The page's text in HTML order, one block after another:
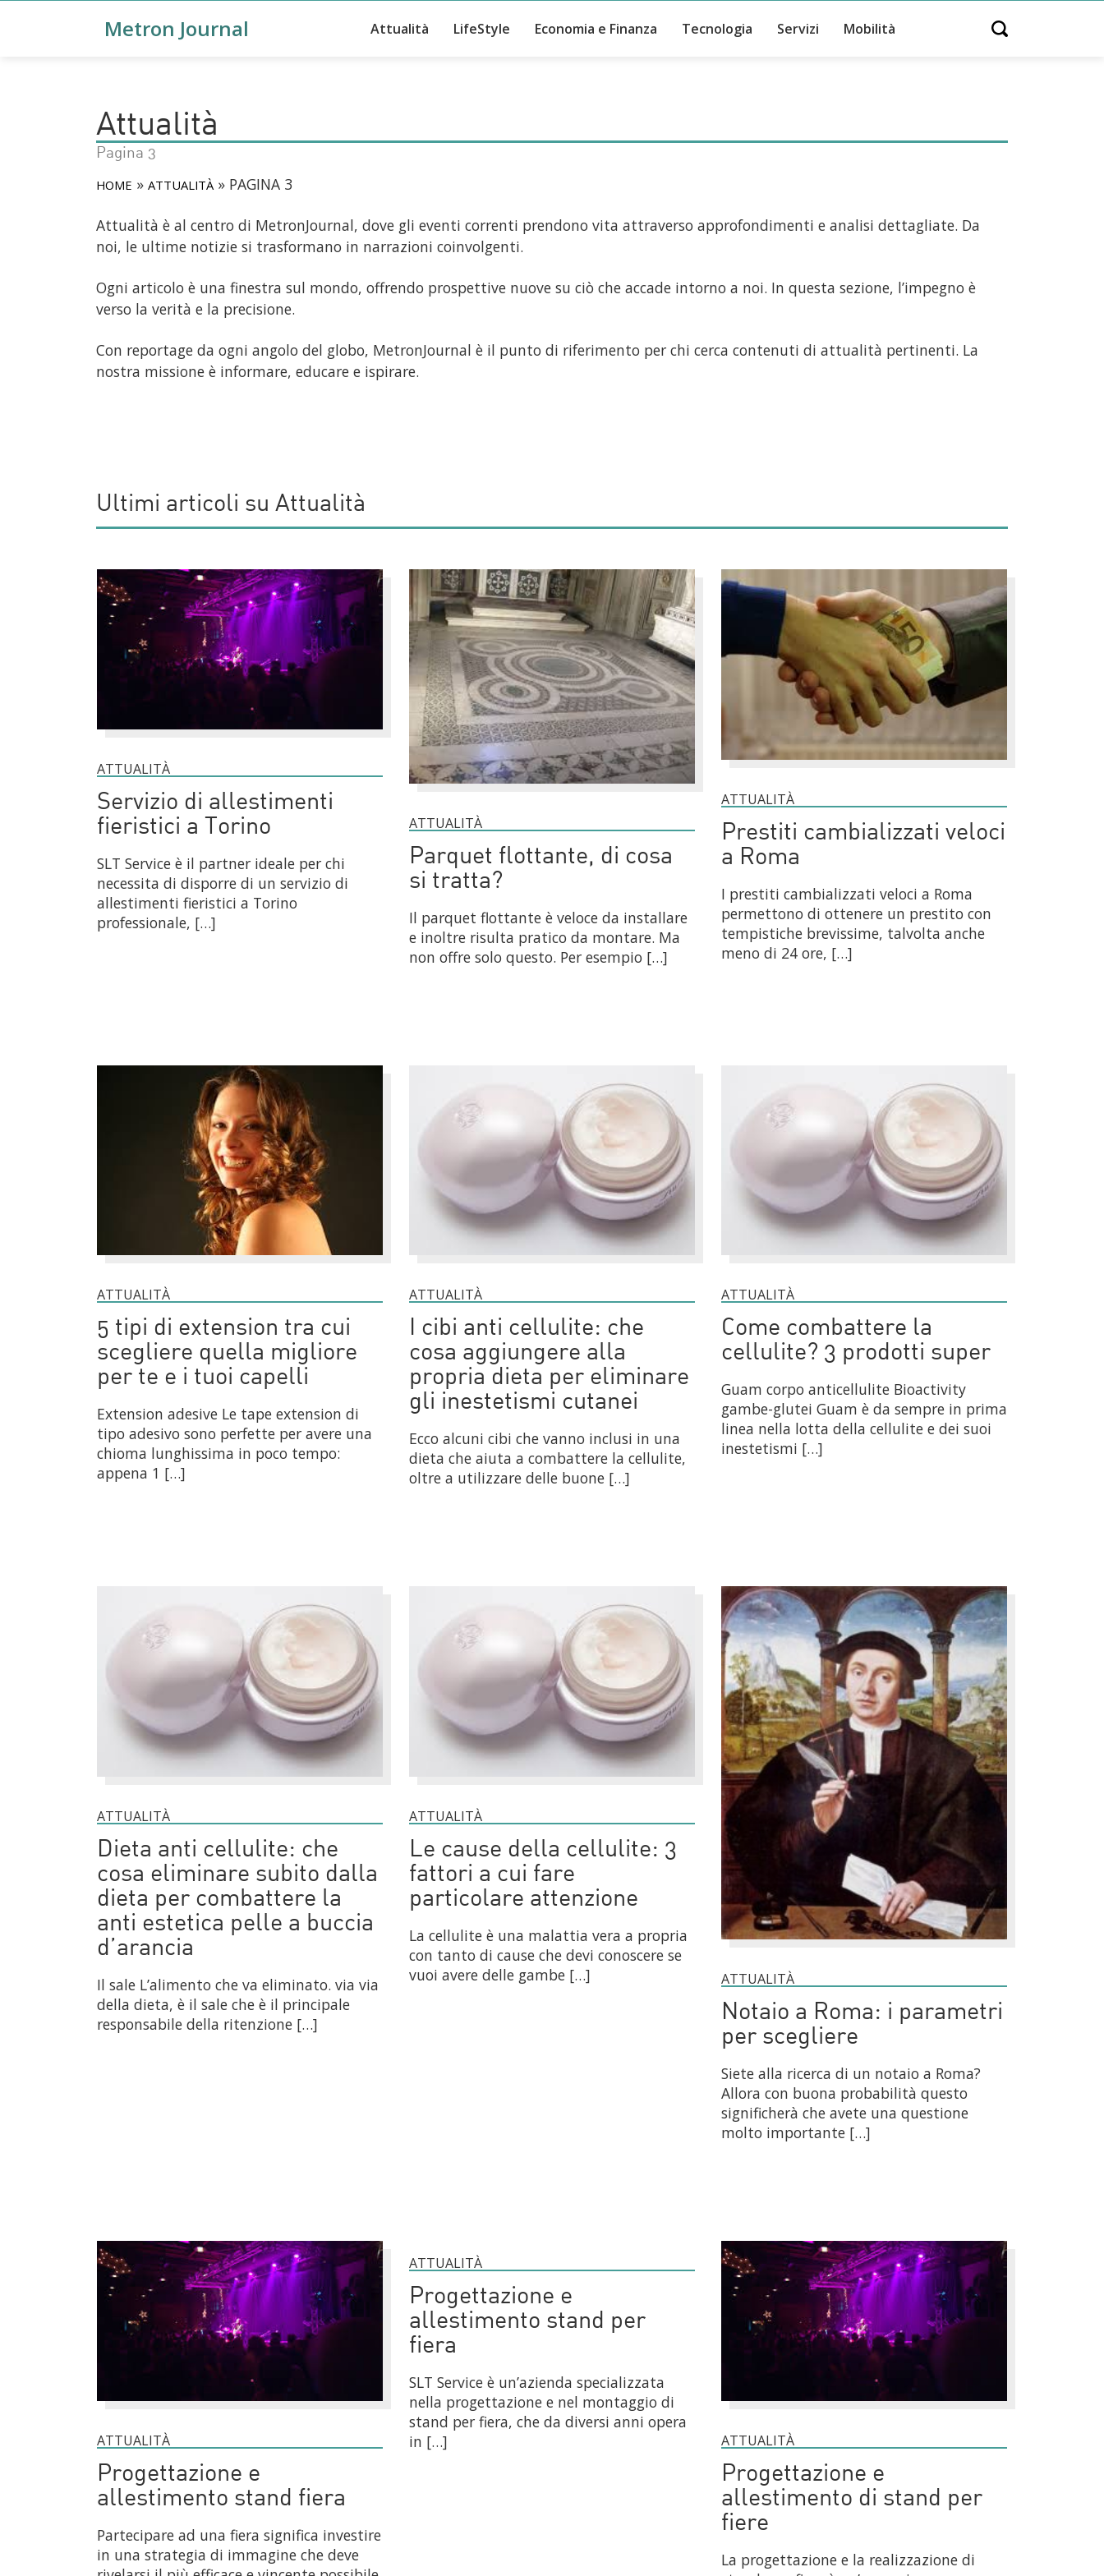
Metron Journal Attualità LifeStyle Economia e Finanza Tecnologia Servizi Mobilità Open search
Attualità
Pagina 3
HOME » ATTUALITÀ » PAGINA 3
Attualità è al centro di MetronJournal, dove gli eventi correnti prendono vita attraverso approfondimenti e analisi dettagliate. Da
noi, le ultime notizie si trasformano in narrazioni coinvolgenti.
Ogni articolo è una finestra sul mondo, offrendo prospettive nuove su ciò che accade intorno a noi. In questa sezione, l’impegno è
verso la verità e la precisione.
Con reportage da ogni angolo del globo, MetronJournal è il punto di riferimento per chi cerca contenuti di attualità pertinenti. La
nostra missione è informare, educare e ispirare.
Ultimi articoli su Attualità
ATTUALITÀ
Servizio di allestimenti
fieristici a Torino
SLT Service è il partner ideale per chi
necessita di disporre di un servizio di
allestimenti fieristici a Torino
professionale, […]
ATTUALITÀ
Parquet flottante, di cosa
si tratta?
Il parquet flottante è veloce da installare
e inoltre risulta pratico da montare. Ma
non offre solo questo. Per esempio […]
ATTUALITÀ
Prestiti cambializzati veloci
a Roma
I prestiti cambializzati veloci a Roma
permettono di ottenere un prestito con
tempistiche brevissime, talvolta anche
meno di 24 ore, […]
ATTUALITÀ
5 tipi di extension tra cui
scegliere quella migliore
per te e i tuoi capelli
Extension adesive Le tape extension di
tipo adesivo sono perfette per avere una
chioma lunghissima in poco tempo:
appena 1 […]
ATTUALITÀ
I cibi anti cellulite: che
cosa aggiungere alla
propria dieta per eliminare
gli inestetismi cutanei
Ecco alcuni cibi che vanno inclusi in una
dieta che aiuta a combattere la cellulite,
oltre a utilizzare delle buone […]
ATTUALITÀ
Come combattere la
cellulite? 3 prodotti super
Guam corpo anticellulite Bioactivity
gambe-glutei Guam è da sempre in prima
linea nella lotta della cellulite e dei suoi
inestetismi […]
ATTUALITÀ
Dieta anti cellulite: che
cosa eliminare subito dalla
dieta per combattere la
anti estetica pelle a buccia
d’arancia
Il sale L’alimento che va eliminato. via via
della dieta, è il sale che è il principale
responsabile della ritenzione […]
ATTUALITÀ
Le cause della cellulite: 3
fattori a cui fare
particolare attenzione
La cellulite è una malattia vera a propria
con tanto di cause che devi conoscere se
vuoi avere delle gambe […]
ATTUALITÀ
Notaio a Roma: i parametri
per scegliere
Siete alla ricerca di un notaio a Roma?
Allora con buona probabilità questo
significherà che avete una questione
molto importante […]
ATTUALITÀ
Progettazione e
allestimento stand fiera
Partecipare ad una fiera significa investire
in una strategia di immagine che deve
ATTUALITÀ
Progettazione e
allestimento stand per
fiera
SLT Service è un’azienda specializzata
nella progettazione e nel montaggio di
stand per fiera, che da diversi anni opera
in […]
ATTUALITÀ
Progettazione e
allestimento di stand per
fiere
La progettazione e la realizzazione di